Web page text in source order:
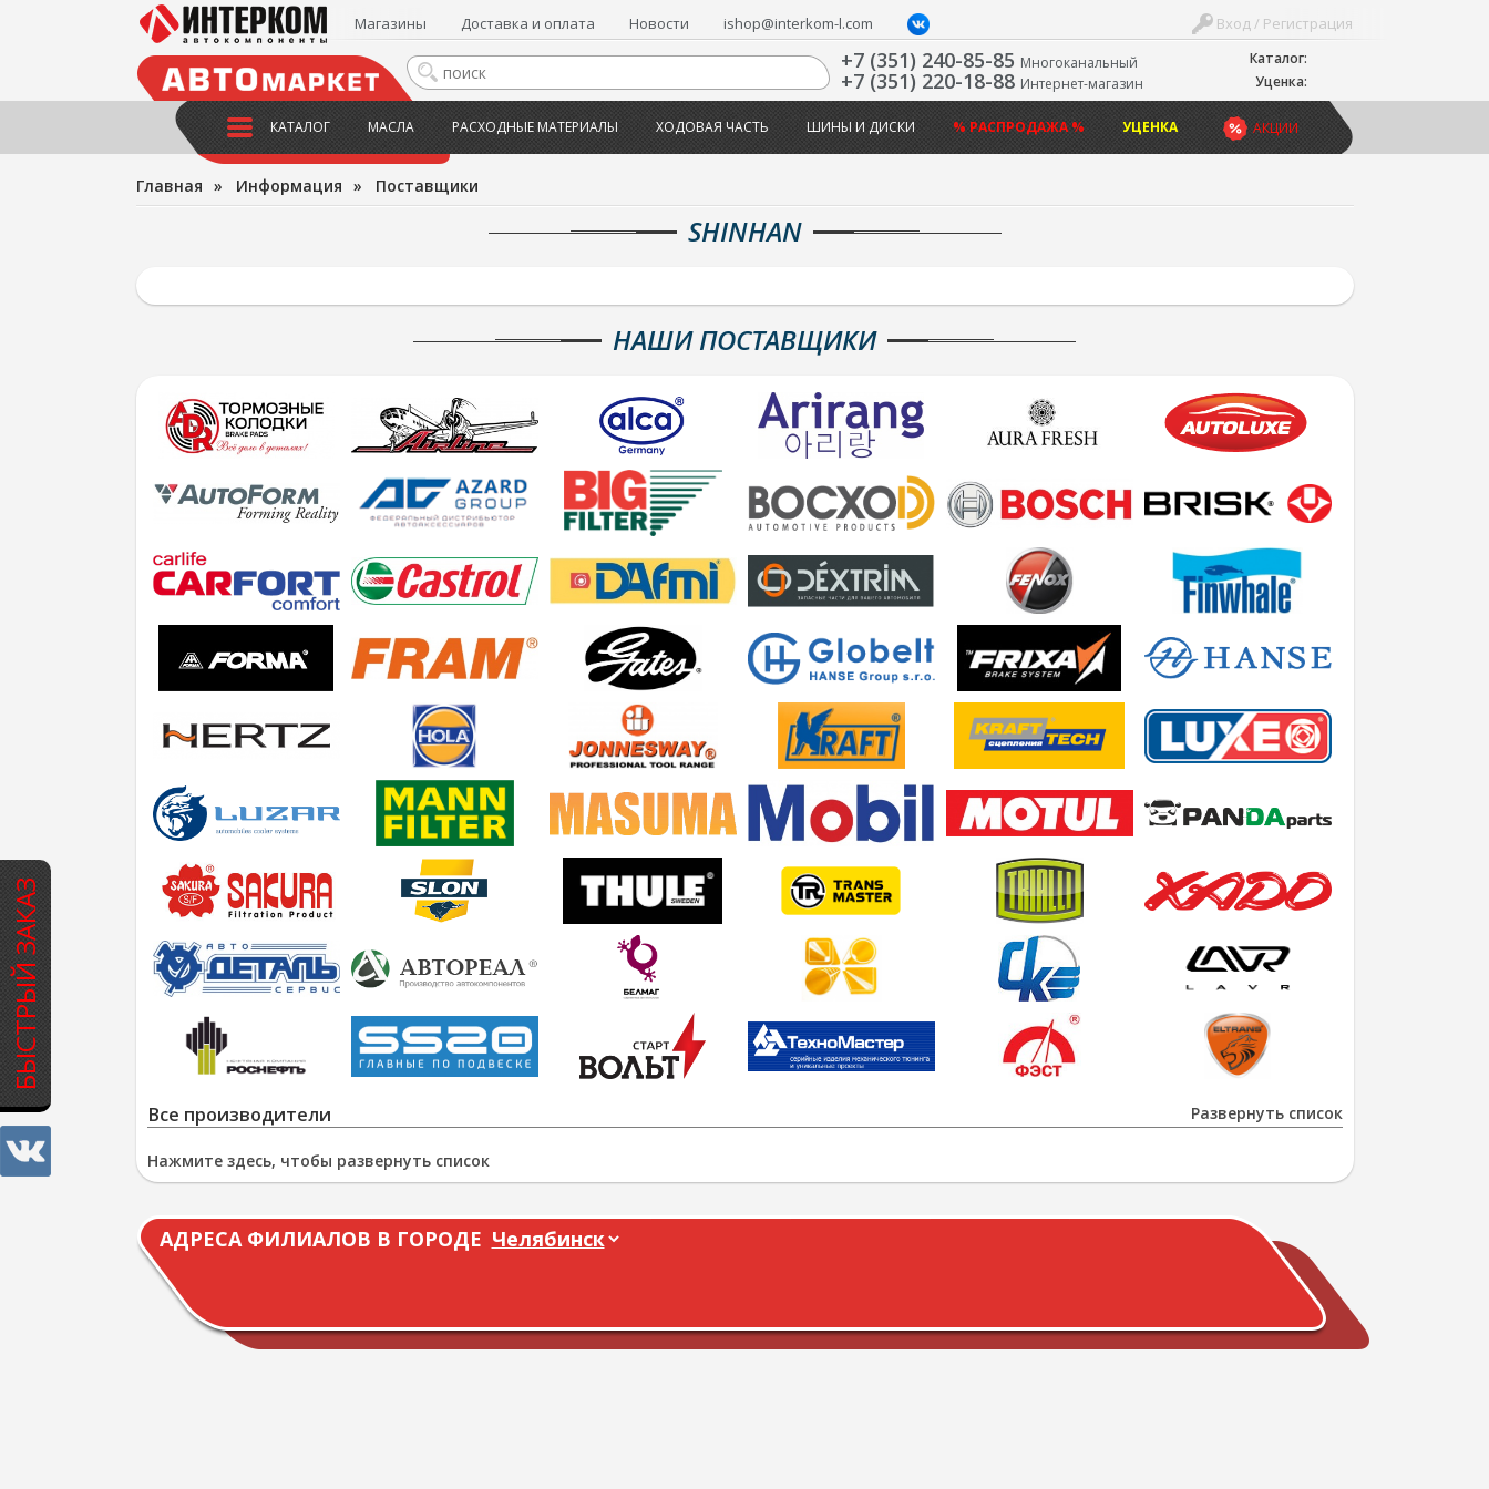
БЫСТРЫЙ ЗАКАЗ
Каталог:
Уценка:
Вход / Регистрация
Магазины Доставка и оплата Новости ishop@interkom-l.com
+7 (351) 240-85-85 Многоканальный
+7 (351) 220-18-88 Интернет-магазин
АКЦИИ
КАТАЛОГ МАСЛА РАСХОДНЫЕ МАТЕРИАЛЫ ХОДОВАЯ ЧАСТЬ ШИНЫ И ДИСКИ % РАСПРОДАЖА % УЦЕНКА
Главная » Информация » Поставщики
SHINHAN
НАШИ ПОСТАВЩИКИ
Развернуть список
Все производители
Нажмите здесь, чтобы развернуть список
АДРЕСА ФИЛИАЛОВ В ГОРОДЕ